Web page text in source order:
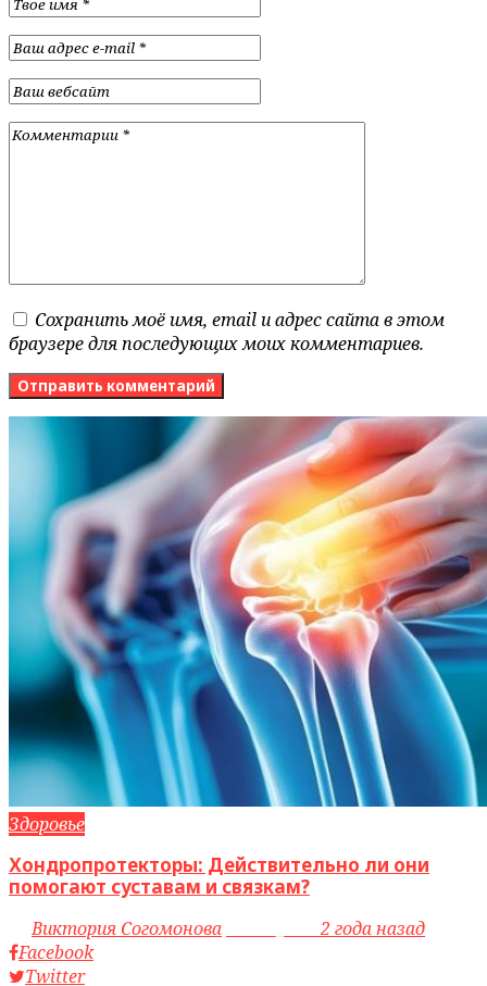
Сохранить моё имя, email и адрес сайта в этом
браузере для последующих моих комментариев.
Здоровье
Хондропротекторы: Действительно ли они
помогают суставам и связкам?
byВиктория Согомонова access_time2 года назад
Facebook
Twitter